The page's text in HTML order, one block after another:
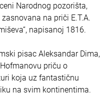
Narodnog pozorišta,
na priči E.T.A.
napisanoj 1816.
pisac Aleksandar Dima,
priču o
koja uz fantastičnu
na svim kontinentima.